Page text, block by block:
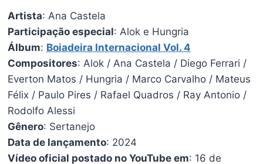
Artista: Ana Castela
Participação especial: Alok e Hungria
Álbum: Boiadeira Internacional Vol. 4
Compositores: Alok / Ana Castela / Diego Ferrari /
Everton Matos / Hungria / Marco Carvalho / Mateus
Félix / Paulo Pires / Rafael Quadros / Ray Antonio /
Rodolfo Alessi
Gênero: Sertanejo
Data de lançamento: 2024
Vídeo oficial postado no YouTube em: 16 de